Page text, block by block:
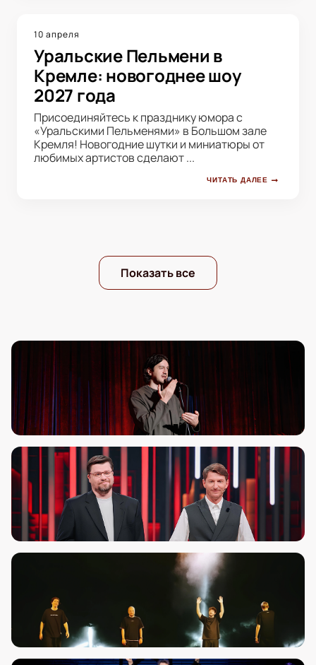
10 апреля
Уральские Пельмени в
Кремле: новогоднее шоу
2027 года
Присоединяйтесь к празднику юмора с
«Уральскими Пельменями» в Большом зале
Кремля! Новогодние шутки и миниатюры от
любимых артистов сделают ...
ЧИТАТЬ ДАЛЕЕ
Показать все